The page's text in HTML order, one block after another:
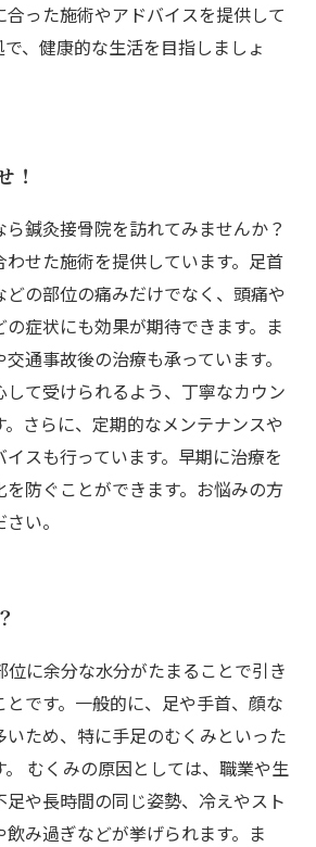
った施術やアドバイスを提供して
、健康的な生活を目指しましょ
！
鍼灸接骨院を訪れてみませんか？
せた施術を提供しています。足首
の部位の痛みだけでなく、頭痛や
症状にも効果が期待できます。ま
通事故後の治療も承っています。
て受けられるよう、丁寧なカウン
さらに、定期的なメンテナンスや
スも行っています。早期に治療を
防ぐことができます。お悩みの方
い。
に余分な水分がたまることで引き
です。一般的に、足や手首、顔な
いため、特に手足のむくみといった
むくみの原因としては、職業や生
や長時間の同じ姿勢、冷えやスト
飲み過ぎなどが挙げられます。ま